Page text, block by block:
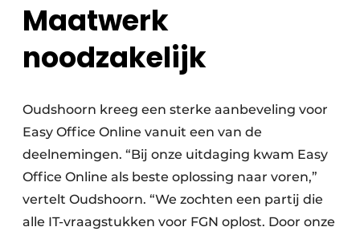
Maatwerk
noodzakelijk
Oudshoorn kreeg een sterke aanbeveling voor
Easy Office Online vanuit een van de
deelnemingen. “Bij onze uitdaging kwam Easy
Office Online als beste oplossing naar voren,”
vertelt Oudshoorn. “We zochten een partij die
alle IT-vraagstukken voor FGN oplost. Door onze